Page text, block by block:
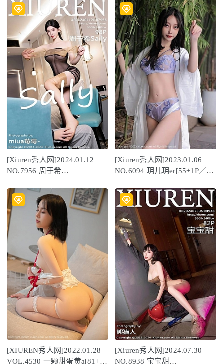
[Xiuren秀人网]2024.01.12
NO.7956 周于希
[Xiuren秀人网]2023.01.06
NO.6094 玥儿玥er[55+1P／
[XIUREN秀人网]2022.01.28
VOL.4530 一颗甜蛋黄a[81+1P
[Xiuren秀人网]2024.07.30
NO.8938 宝宝甜